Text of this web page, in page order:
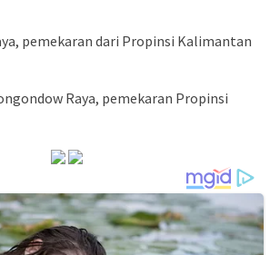
pemekaran dari Propinsi Kalimantan
Raya, pemekaran Propinsi